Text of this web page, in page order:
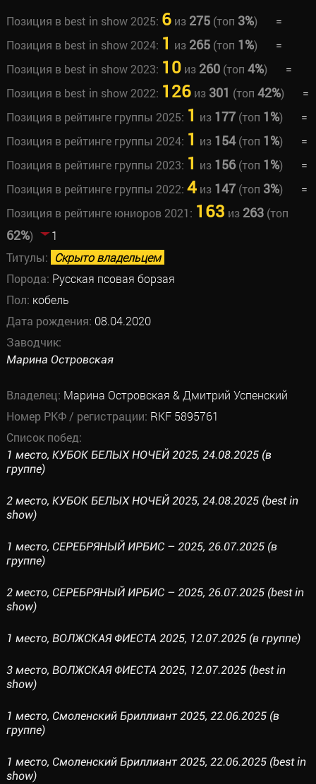
Позиция в best in show 2025: 6из 275(топ 3%)
=
Позиция в best in show 2024: 1 из 265(топ 1%)
=
Позиция в best in show 2023: 10из 260(топ 4%)
=
Позиция в best in show 2022: 126из 301 (топ 42%)
=
Позиция в рейтинге группы 2025: 1 из 177(топ 1%)
=
Позиция в рейтинге группы 2024: 1 из 154(топ 1%)
=
Позиция в рейтинге группы 2023: 1 из 156(топ 1%)
=
Позиция в рейтинге группы 2022: 4из 147(топ 3%)
=
Позиция в рейтинге юниоров 2021: 163 из 263(топ
62%)
1
Титулы: Скрыто владельцем
Порода: Русская псовая борзая
Пол: кобель
Дата рождения: 08.04.2020
Заводчик:
Марина Островская
Владелец: Марина Островская & Дмитрий Успенский
Номер РКФ / регистрации: RKF 5895761
Список побед:
1 место, КУБОК БЕЛЫХ НОЧЕЙ 2025, 24.08.2025 (в
группе)
2 место, КУБОК БЕЛЫХ НОЧЕЙ 2025, 24.08.2025 (best in
show)
1 место, СЕРЕБРЯНЫЙ ИРБИС – 2025, 26.07.2025 (в
группе)
2 место, СЕРЕБРЯНЫЙ ИРБИС – 2025, 26.07.2025 (best in
show)
1 место, ВОЛЖСКАЯ ФИЕСТА 2025, 12.07.2025 (в группе)
3 место, ВОЛЖСКАЯ ФИЕСТА 2025, 12.07.2025 (best in
show)
1 место, Смоленский Бриллиант 2025, 22.06.2025 (в
группе)
1 место, Смоленский Бриллиант 2025, 22.06.2025 (best in
show)